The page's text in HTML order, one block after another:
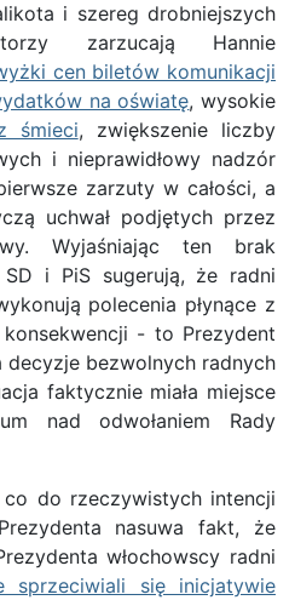
i szereg drobniejszych
zarzucają Hannie
cen biletów komunikacji
na oświatę, wysokie
śmieci, zwiększenie liczby
i nieprawidłowy nadzór
zarzuty w całości, a
uchwał podjętych przez
Wyjaśniając ten brak
SD i PiS sugerują, że radni
polecenia płynące z
- to Prezydent
decyzje bezwolnych radnych
faktycznie miała miejsce
nad odwołaniem Rady
do rzeczywistych intencji
nasuwa fakt, że
włochowscy radni
sprzeciwiali się inicjatywie